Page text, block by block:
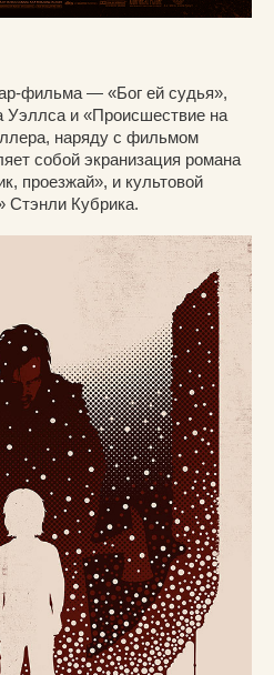
фильма — «Бог ей судья»,
и «Происшествие на
наряду с фильмом
собой экранизация романа
проезжай», и культовой
Стэнли Кубрика.